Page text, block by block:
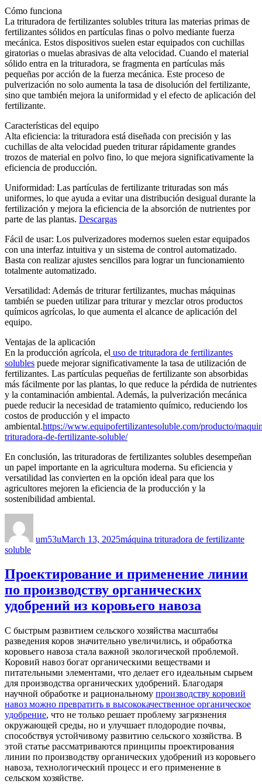
Cómo funciona
La trituradora de fertilizantes solubles tritura las materias primas de
fertilizantes sólidos en partículas finas o polvo mediante fuerza
mecánica. Estos dispositivos suelen estar equipados con cuchillas
giratorias o muelas abrasivas de alta velocidad. Cuando el material
sólido entra en la trituradora, se fragmenta en partículas más
pequeñas por acción de la fuerza mecánica. Este proceso de
pulverización no solo aumenta la tasa de disolución del fertilizante,
sino que también mejora la uniformidad y el efecto de aplicación del
fertilizante.
Características del equipo
Alta eficiencia: la trituradora está diseñada con precisión y las
cuchillas de alta velocidad pueden triturar rápidamente grandes
trozos de material en polvo fino, lo que mejora significativamente la
eficiencia de producción.
Uniformidad: Las partículas de fertilizante trituradas son más
uniformes, lo que ayuda a evitar una distribución desigual durante la
fertilización y mejora la eficiencia de la absorción de nutrientes por
parte de las plantas. Descargas
Fácil de usar: Los pulverizadores modernos suelen estar equipados
con una interfaz intuitiva y un sistema de control automatizado.
Basta con realizar ajustes sencillos para lograr un funcionamiento
totalmente automatizado.
Versatilidad: Además de triturar fertilizantes, muchas máquinas
también se pueden utilizar para triturar y mezclar otros productos
químicos agrícolas, lo que aumenta el alcance de aplicación del
equipo.
Ventajas de la aplicación
En la producción agrícola, el uso de trituradora de fertilizantes
solubles puede mejorar significativamente la tasa de utilización de
fertilizantes. Las partículas pequeñas de fertilizante son absorbidas
más fácilmente por las plantas, lo que reduce la pérdida de nutrientes
y la contaminación ambiental. Además, la pulverización mecánica
puede reducir la necesidad de tratamiento químico, reduciendo los
costos de producción y el impacto
ambiental.https://www.equipofertilizantesoluble.com/producto/
trituradora-de-fertilizante-soluble/
En conclusión, las trituradoras de fertilizantes solubles desempeñan
un papel importante en la agricultura moderna. Su eficiencia y
versatilidad las convierten en la opción ideal para que los
agricultores mejoren la eficiencia de la producción y la
sostenibilidad ambiental.
um53uMarch 13, 2025máquina trituradora de fertilizante
soluble
Проектирование и применение линии
по производству органических
удобрений из коровьего навоза
С быстрым развитием сельского хозяйства масштабы
разведения коров значительно увеличились, и обработка
коровьего навоза стала важной экологической проблемой.
Коровий навоз богат органическими веществами и
питательными элементами, что делает его идеальным сырьем
для производства органических удобрений. Благодаря
научной обработке и рациональному производству коровий
навоз можно превратить в высококачественное органическое
удобрение, что не только решает проблему загрязнения
окружающей среды, но и улучшает плодородие почвы,
способствуя устойчивому развитию сельского хозяйства. В
этой статье рассматриваются принципы проектирования
линии по производству органических удобрений из коровьего
навоза, технологический процесс и его применение в
сельском хозяйстве.